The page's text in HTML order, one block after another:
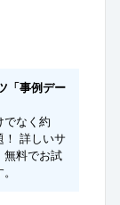
「事例デー
でなく約
！ 詳しいサ
無料でお試